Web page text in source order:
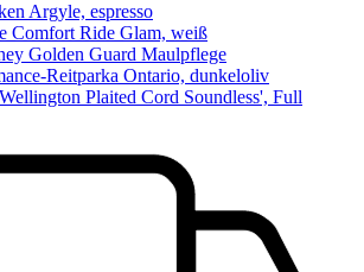
Argyle, espresso
Comfort Ride Glam, weiß
Golden Guard Maulpflege
Reitparka Ontario, dunkeloliv
Plaited Cord Soundless', Full